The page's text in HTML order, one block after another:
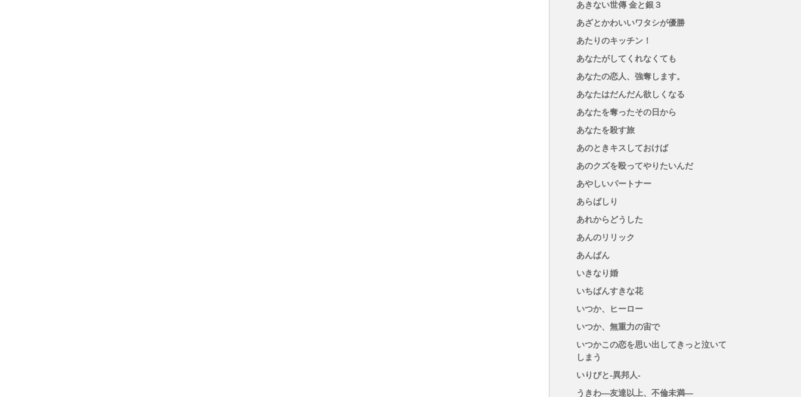
あきない世傳 金と銀３
あざとかわいいワタシが優勝
あたりのキッチン！
あなたがしてくれなくても
あなたの恋人、強奪します。
あなたはだんだん欲しくなる
あなたを奪ったその日から
あなたを殺す旅
あのときキスしておけば
あのクズを殴ってやりたいんだ
あやしいパートナー
あらばしり
あれからどうした
あんのリリック
あんぱん
いきなり婚
いちばんすきな花
いつか、ヒーロー
いつか、無重力の宙で
いつかこの恋を思い出してきっと泣いて
しまう
いりびと-異邦人-
うきわ―友達以上、不倫未満―